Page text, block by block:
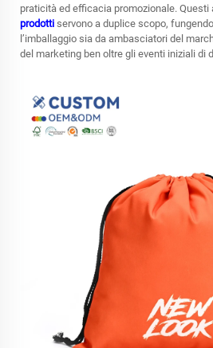
praticità ed efficacia promozionale. Questi
prodotti servono a duplice scopo,
l’imballaggio sia da ambasciatori del
del marketing ben oltre gli eventi iniziali di